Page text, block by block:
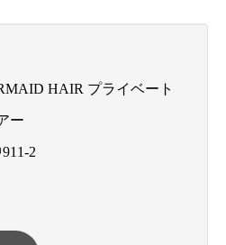
HAIR プライベート
ー
2